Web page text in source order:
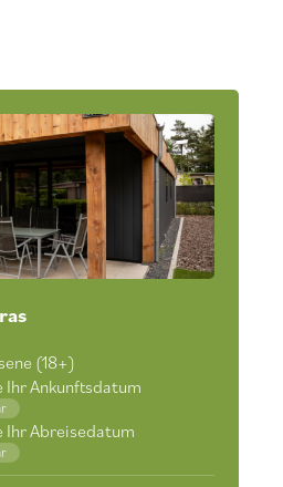
(18+)
Ihr Ankunftsdatum
Ihr Abreisedatum